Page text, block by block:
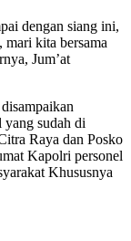
dengan siang ini,
mari kita bersama
Jum’at
yang sudah di
Raya dan Posko
Kapolri personel
Khususnya